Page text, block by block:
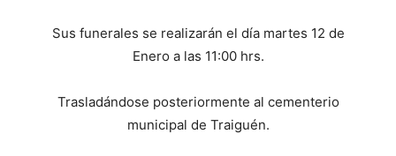
Sus funerales se realizarán el día martes 12 de
Enero a las 11:00 hrs.
Trasladándose posteriormente al cementerio
municipal de Traiguén.